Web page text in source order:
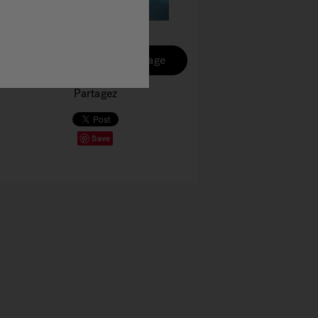
Découvrez les spas de nage
Partagez
Save